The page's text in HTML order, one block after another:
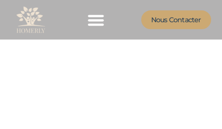
Nous Contacter